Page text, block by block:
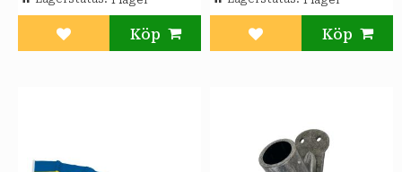
Lägg till i favoriter Lägg till i favoriter